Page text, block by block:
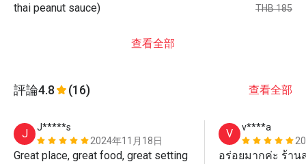
thai peanut sauce)
THB 185
查看全部
評論4.8 (16) 查看全部
J
J*****s
2024年11月18日
Great place, great food, great setting
V
v****a
อร่อยมากค่ะ ร้าน